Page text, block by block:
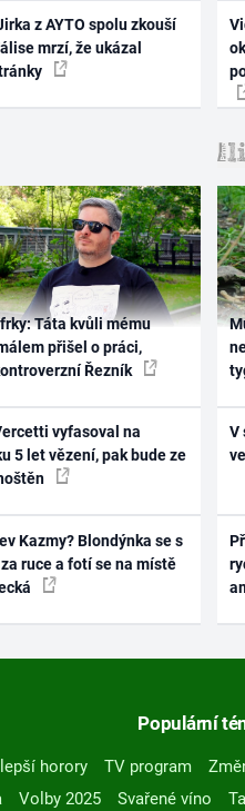
z AYTO spolu zkouší
mrzí, že ukázal
Táta kvůli mému
přišel o práci,
Řezník
vyfasoval na
5 let vězení, pak bude ze
Kazmy? Blondýnka se s
ruce a fotí se na místě
V
Populární
horory TV program
Volby 2025 Svařené víno